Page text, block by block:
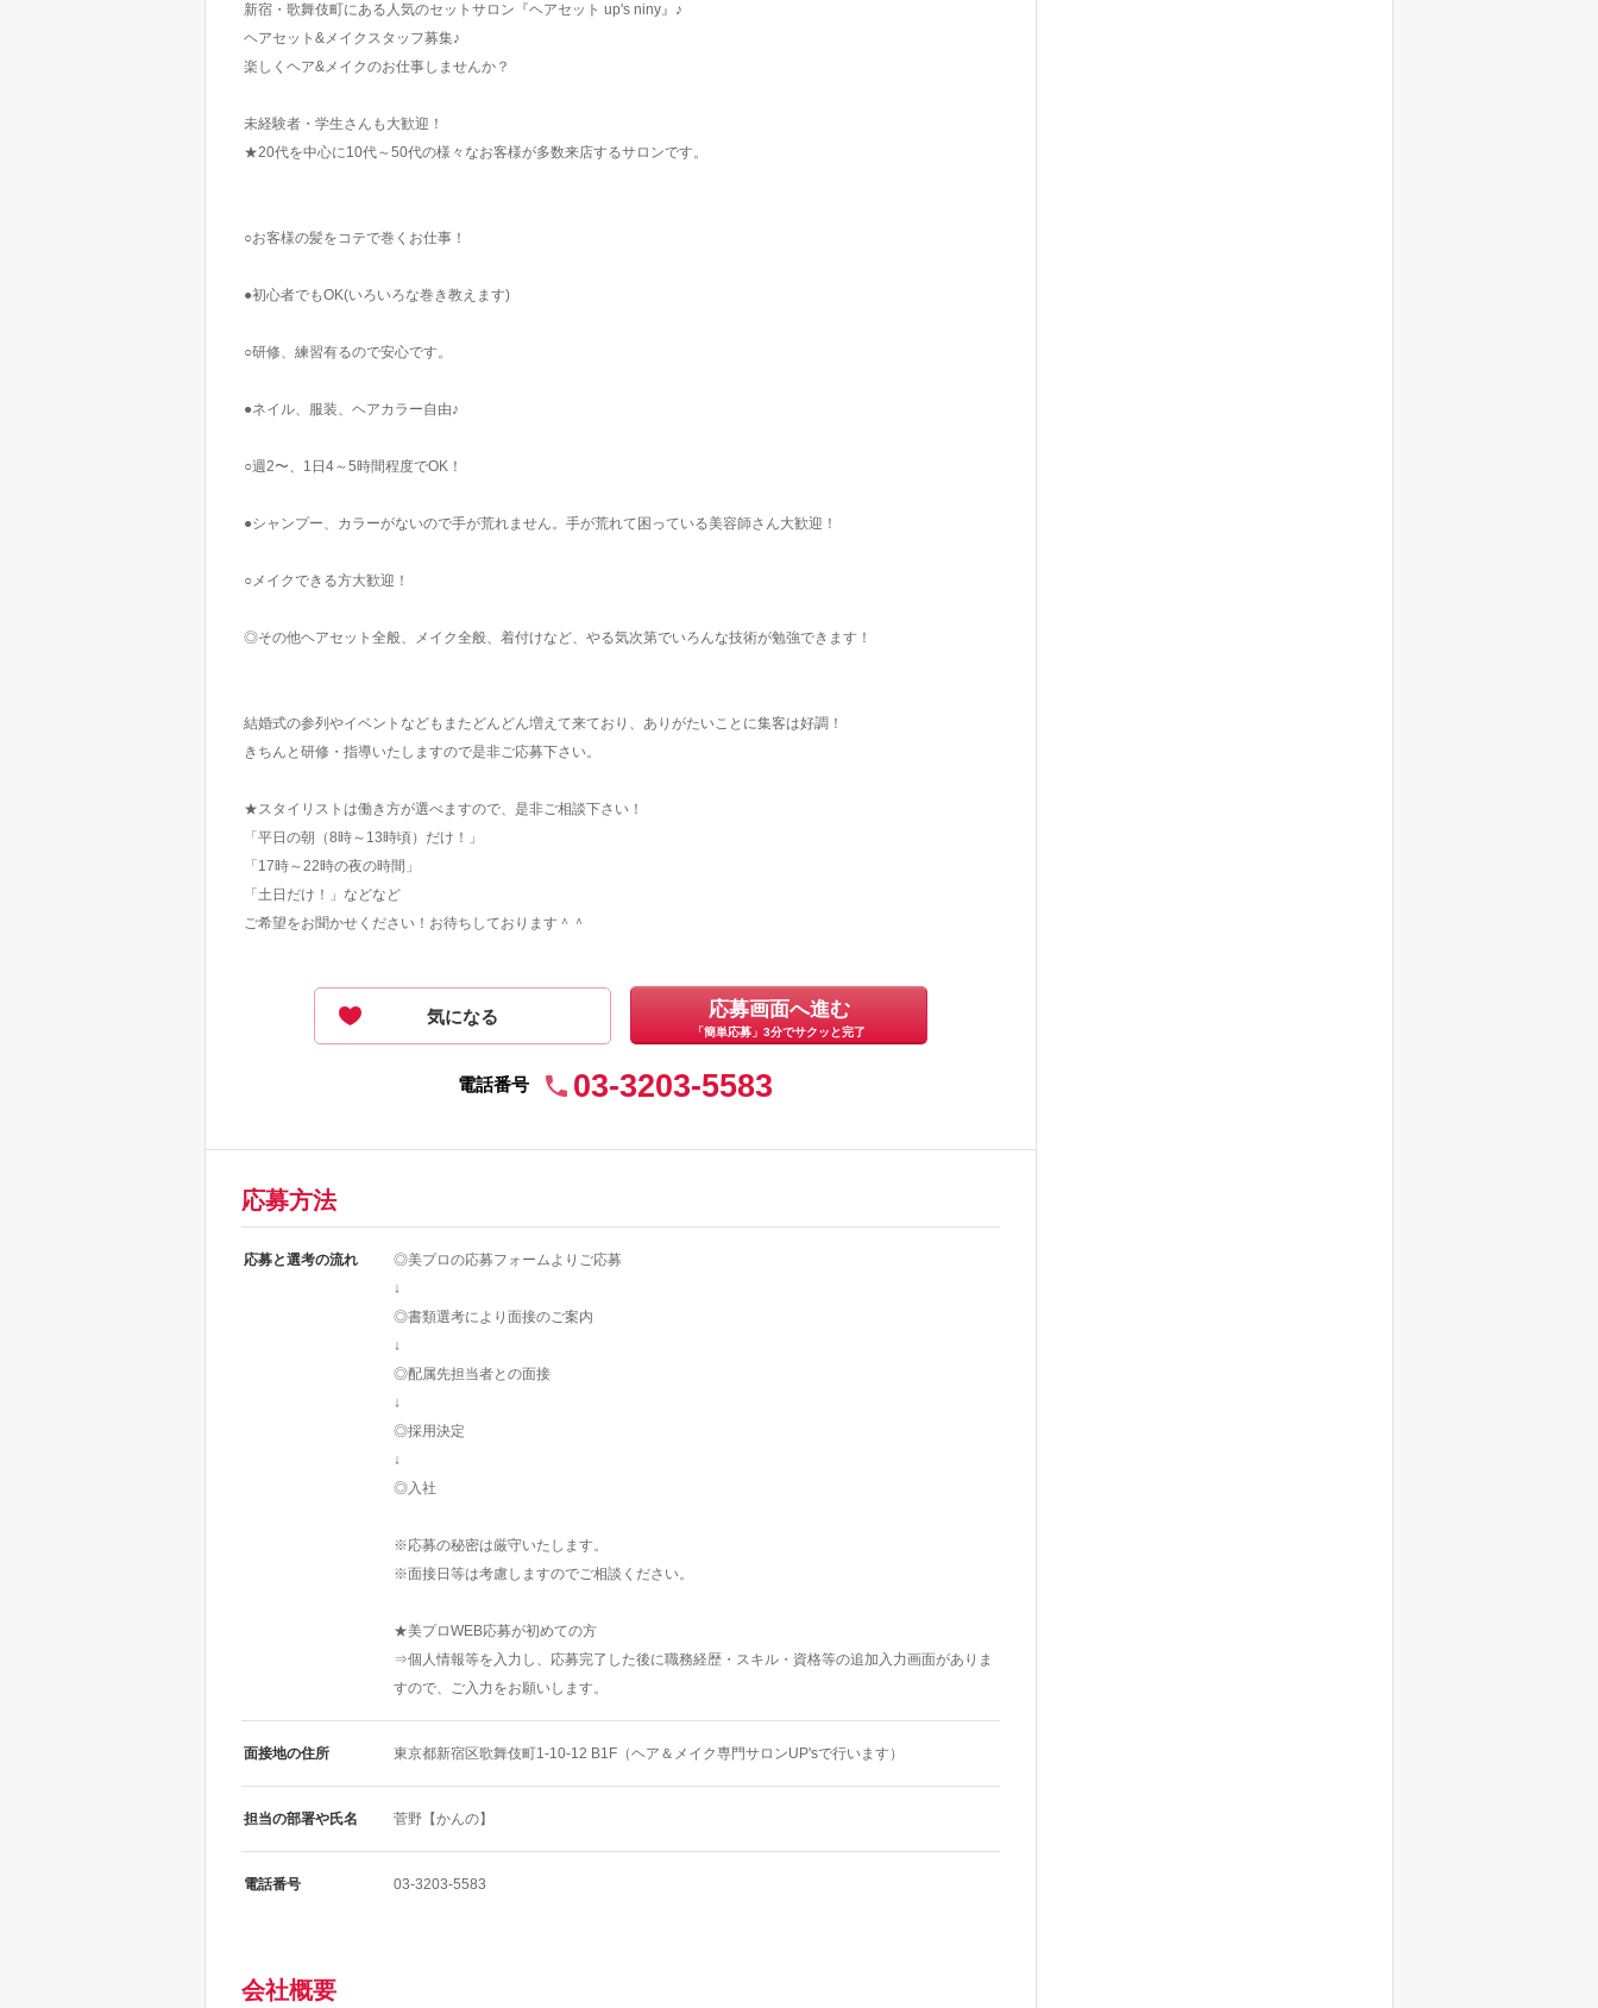
新宿・歌舞伎町にある人気のセットサロン『ヘアセット up's niny』♪
ヘアセット&メイクスタッフ募集♪
楽しくヘア&メイクのお仕事しませんか？
未経験者・学生さんも大歓迎！
★20代を中心に10代～50代の様々なお客様が多数来店するサロンです。
○お客様の髪をコテで巻くお仕事！
●初心者でもOK(いろいろな巻き教えます)
○研修、練習有るので安心です。
●ネイル、服装、ヘアカラー自由♪
○週2〜、1日4～5時間程度でOK！
●シャンプー、カラーがないので手が荒れません。手が荒れて困っている美容師さん大歓迎！
○メイクできる方大歓迎！
◎その他ヘアセット全般、メイク全般、着付けなど、やる気次第でいろんな技術が勉強できます！
結婚式の参列やイベントなどもまたどんどん増えて来ており、ありがたいことに集客は好調！
きちんと研修・指導いたしますので是非ご応募下さい。
★スタイリストは働き方が選べますので、是非ご相談下さい！
「平日の朝（8時～13時頃）だけ！」
「17時～22時の夜の時間」
「土日だけ！」などなど
ご希望をお聞かせください！お待ちしております＾＾
気になる 応募画面へ進む
「簡単応募」3分でサクッと完了
電話番号 03-3203-5583
応募方法
応募と選考の流れ
◎美プロの応募フォームよりご応募
↓
◎書類選考により面接のご案内
↓
◎配属先担当者との面接
↓
◎採用決定
↓
◎入社
※応募の秘密は厳守いたします。
※面接日等は考慮しますのでご相談ください。
★美プロWEB応募が初めての方
⇒個人情報等を入力し、応募完了した後に職務経歴・スキル・資格等の追加入力画面がありま
すので、ご入力をお願いします。
面接地の住所 東京都新宿区歌舞伎町1-10-12 B1F（ヘア＆メイク専門サロンUP'sで行います）
担当の部署や氏名 菅野【かんの】
電話番号 03-3203-5583
会社概要